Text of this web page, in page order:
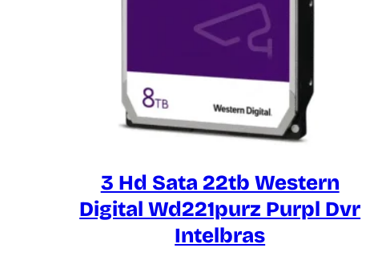
3 Hd Sata 22tb Western
Digital Wd221purz Purpl Dvr
Intelbras